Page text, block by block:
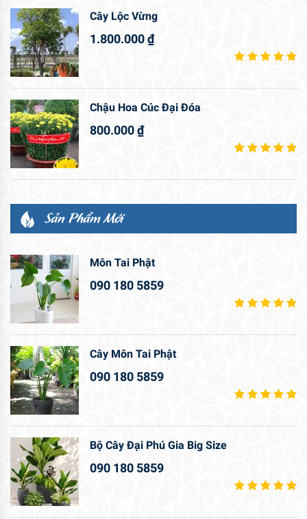
Cây Lộc Vừng
1.800.000₫
Chậu Hoa Cúc Đại Đóa
800.000₫
Sản Phẩm Mới
Môn Tai Phật
090 180 5859
Cây Môn Tai Phật
090 180 5859
Bộ Cây Đại Phú Gia Big Size
090 180 5859